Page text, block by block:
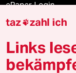
ePaper Login
Downloads für
taz zahl ich
Links